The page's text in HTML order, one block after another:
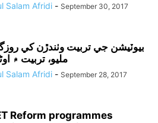
Salam Afridi - September 30, 2017
بيوٽيشن جي تربيت وٺندڙن کي
مليو، تربيت ۾
Salam Afridi - September 28, 2017
Reform programmes